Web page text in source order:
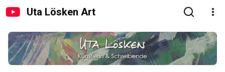
Uta Lösken Art